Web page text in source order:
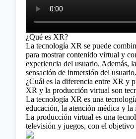
¿Qué es XR?
La tecnología XR se puede
para mostrar contenido virtual y
experiencia del usuario. Además,
sensación de inmersión del usuario.
¿Cuál es la diferencia entre XR y
XR y la producción virtual son
La tecnología XR es una
educación, la atención médica y
La producción virtual es una
televisión y juegos, con el